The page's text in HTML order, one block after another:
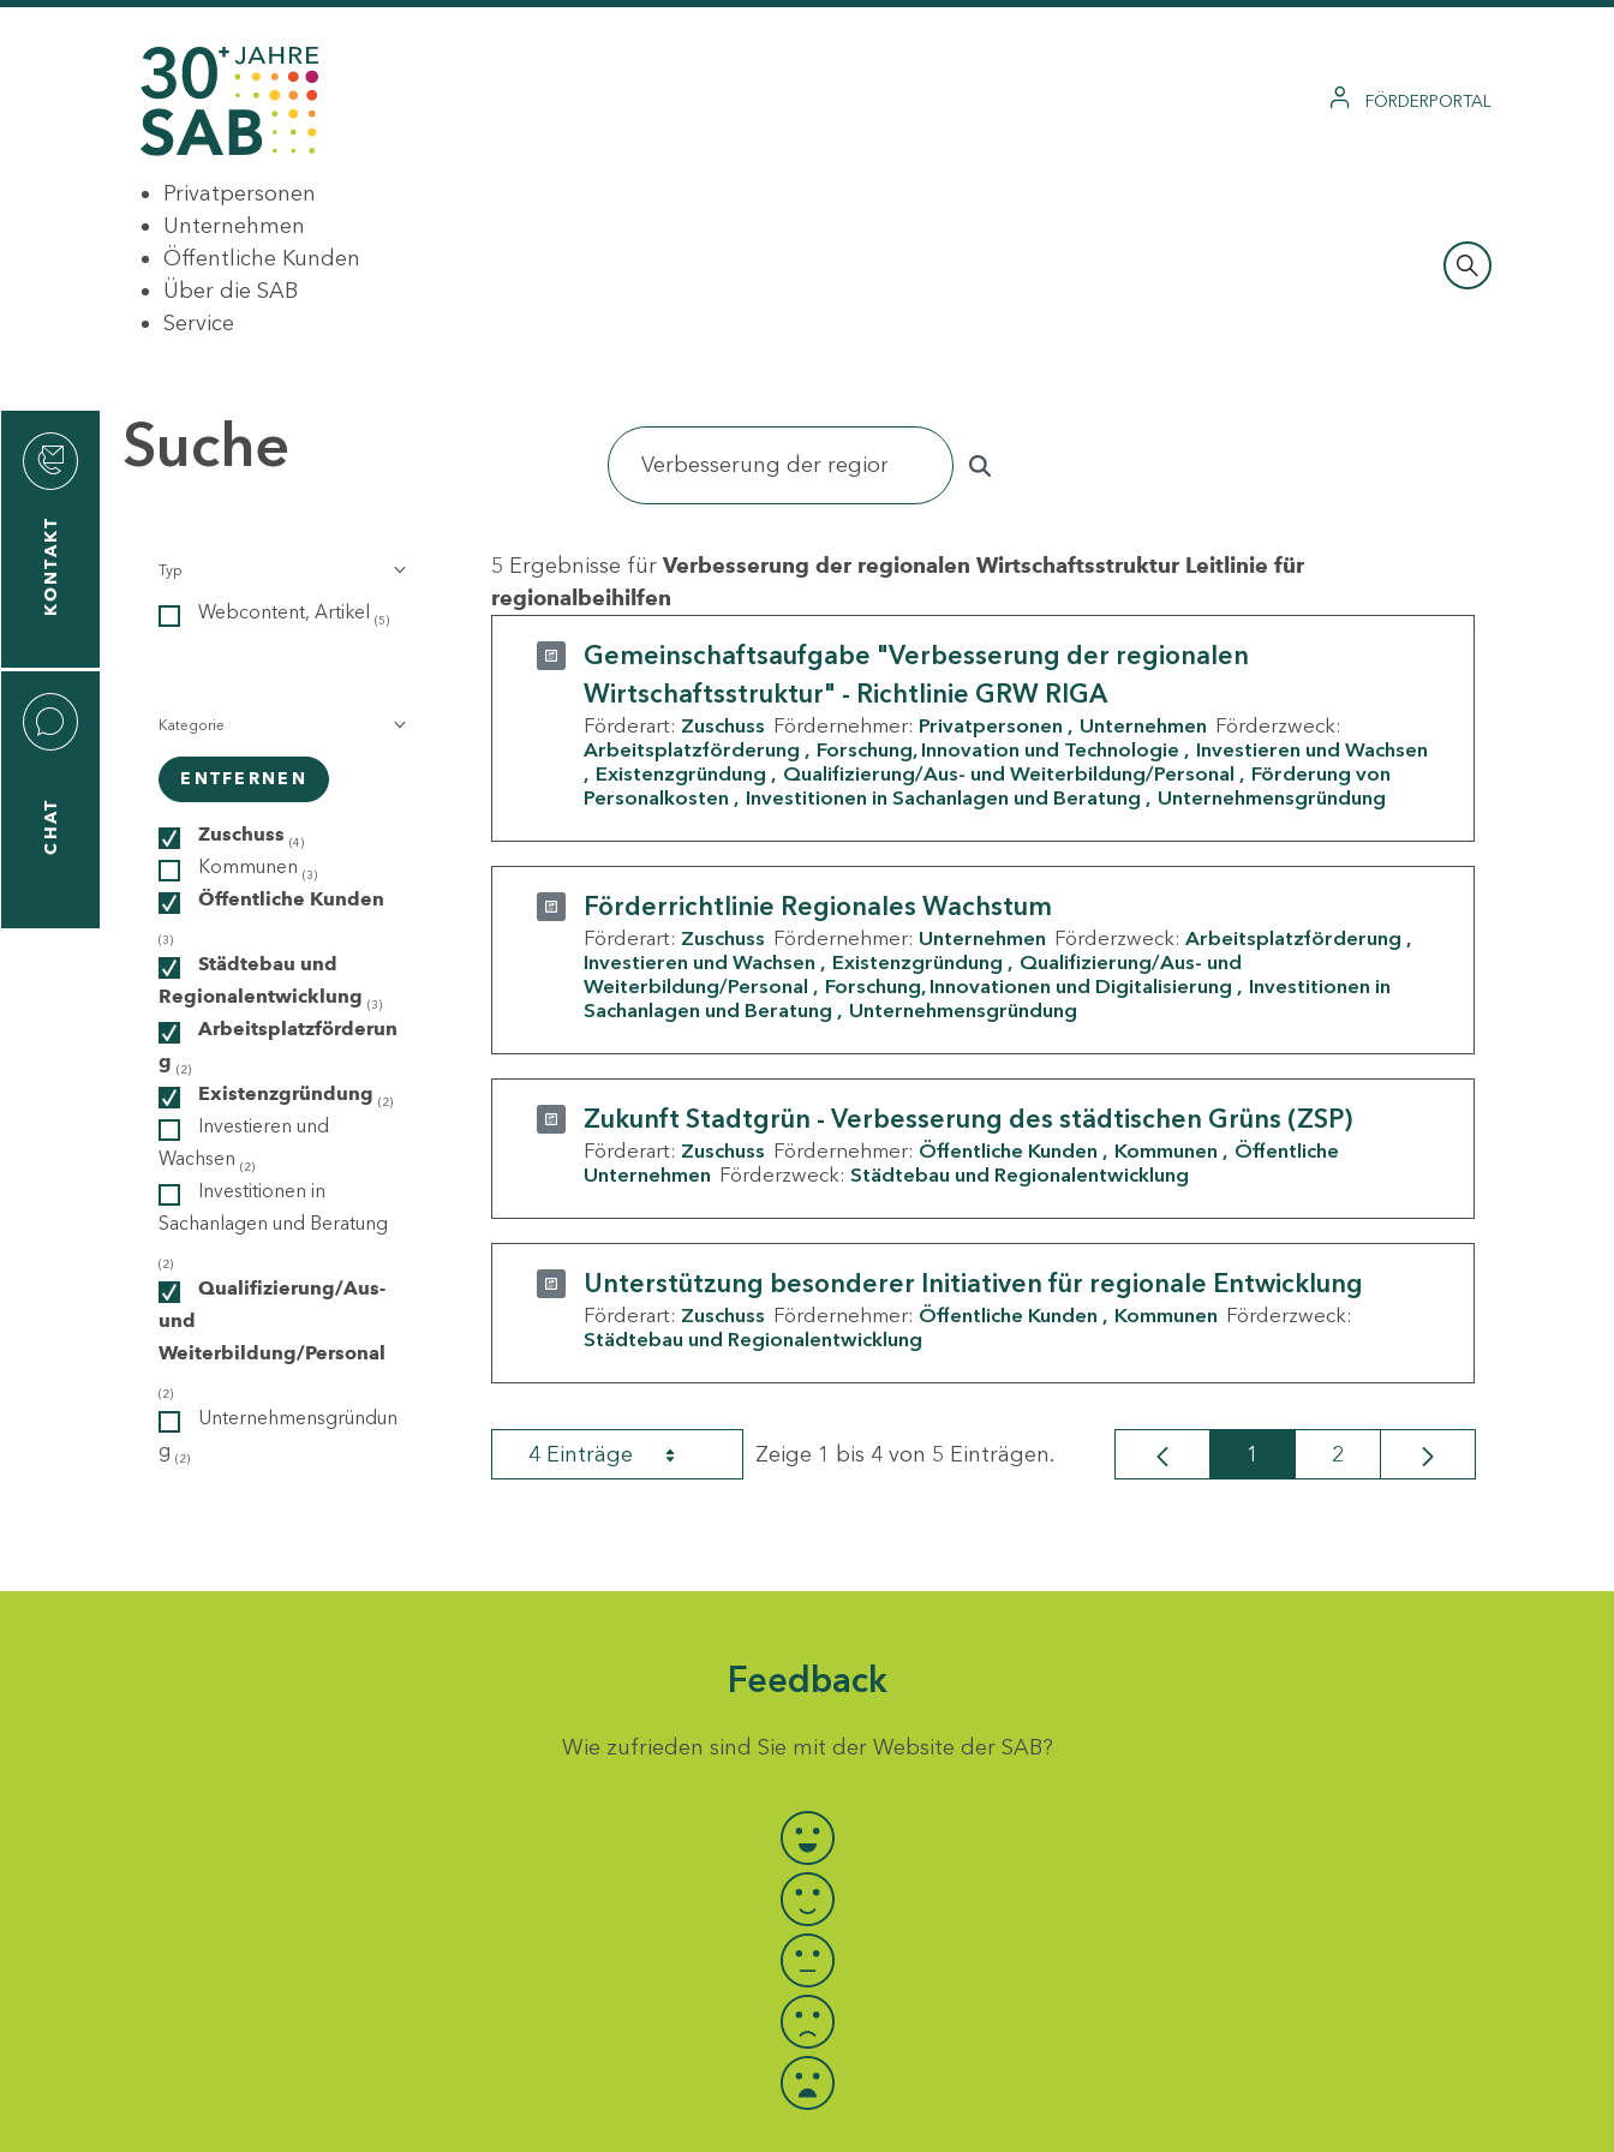
FÖRDERPORTAL
Privatpersonen
Unternehmen
Öffentliche Kunden
Über die SAB
Service
KONTAKT
CHAT
Suche
Typ
Webcontent, Artikel (5)
Kategorie
ENTFERNEN
Zuschuss (4)
Kommunen (3)
Öffentliche Kunden
(3)
Städtebau und
Regionalentwicklung (3)
Arbeitsplatzförderun
g (2)
Existenzgründung (2)
Investieren und
Wachsen (2)
Investitionen in
Sachanlagen und Beratung
(2)
Qualifizierung/Aus-
und
Weiterbildung/Personal
(2)
Unternehmensgründun
g (2)
5 Ergebnisse für Verbesserung der regionalen Wirtschaftsstruktur Leitlinie für
regionalbeihilfen
Gemeinschaftsaufgabe "Verbesserung der regionalen
Wirtschaftsstruktur" - Richtlinie GRW RIGA
Förderart: Zuschuss Fördernehmer: Privatpersonen Unternehmen Förderzweck:
Arbeitsplatzförderung
Forschung, Innovation und Technologie
Investieren und Wachsen
Existenzgründung
Qualifizierung/Aus- und Weiterbildung/Personal
Förderung von
Personalkosten
Investitionen in Sachanlagen und Beratung Unternehmensgründung
Förderrichtlinie Regionales Wachstum
Förderart: Zuschuss Fördernehmer: Unternehmen Förderzweck: Arbeitsplatzförderung
Investieren und Wachsen
Existenzgründung
Qualifizierung/Aus- und
Weiterbildung/Personal
Forschung, Innovationen und Digitalisierung
Investitionen in
Sachanlagen und Beratung
Unternehmensgründung
Zukunft Stadtgrün - Verbesserung des städtischen Grüns (ZSP)
Förderart: Zuschuss Fördernehmer: Öffentliche Kunden Kommunen
Öffentliche
Unternehmen Förderzweck: Städtebau und Regionalentwicklung
Unterstützung besonderer Initiativen für regionale Entwicklung
Förderart: Zuschuss Fördernehmer: Öffentliche Kunden Kommunen Förderzweck:
Städtebau und Regionalentwicklung
4 Einträge Zeige 1 bis 4 von 5 Einträgen. Seite
1 Seite
2
Feedback
Wie zufrieden sind Sie mit der Website der SAB?
Bewertung auswählen